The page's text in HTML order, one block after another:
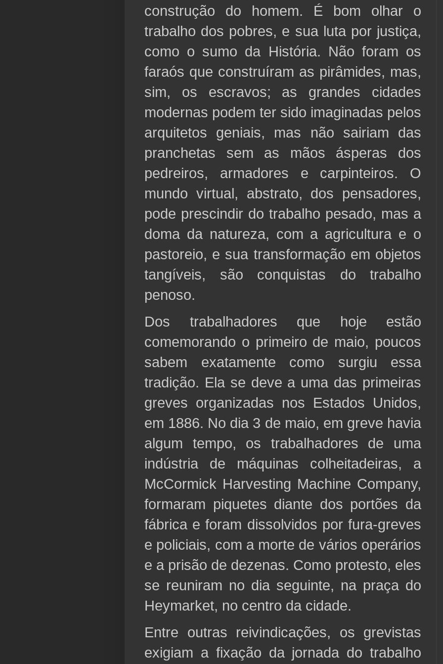
construção do homem. É bom olhar o
trabalho dos pobres, e sua luta por justiça,
como o sumo da História. Não foram os
faraós que construíram as pirâmides, mas,
sim, os escravos; as grandes cidades
modernas podem ter sido imaginadas pelos
arquitetos geniais, mas não sairiam das
pranchetas sem as mãos ásperas dos
pedreiros, armadores e carpinteiros. O
mundo virtual, abstrato, dos pensadores,
pode prescindir do trabalho pesado, mas a
doma da natureza, com a agricultura e o
pastoreio, e sua transformação em objetos
tangíveis, são conquistas do trabalho
penoso.
Dos trabalhadores que hoje estão
comemorando o primeiro de maio, poucos
sabem exatamente como surgiu essa
tradição. Ela se deve a uma das primeiras
greves organizadas nos Estados Unidos,
em 1886. No dia 3 de maio, em greve havia
algum tempo, os trabalhadores de uma
indústria de máquinas colheitadeiras, a
McCormick Harvesting Machine Company,
formaram piquetes diante dos portões da
fábrica e foram dissolvidos por fura-greves
e policiais, com a morte de vários operários
e a prisão de dezenas. Como protesto, eles
se reuniram no dia seguinte, na praça do
Heymarket, no centro da cidade.
Entre outras reivindicações, os grevistas
exigiam a fixação da jornada do trabalho